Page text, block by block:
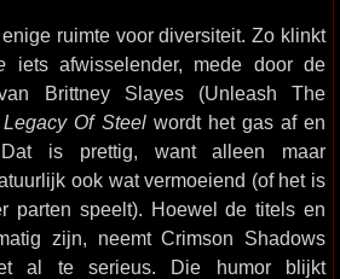
ruimte voor diversiteit. Zo klinkt
iets afwisselender, mede door de
Brittney Slayes (Unleash The
Of Steelwordt het gas af en
Dat is prettig, want alleen maar
ook wat vermoeiend (of het is
parten speelt). Hoewel de titels en
zijn, neemt Crimson Shadows
al te serieus. Die humor blijkt